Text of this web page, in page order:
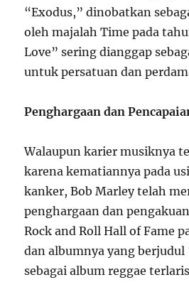
“Exodus,” dinobatkan
oleh majalah Time pada
Love” sering dianggap
untuk persatuan dan
Penghargaan dan
Walaupun karier musiknya
karena kematiannya pada
kanker, Bob Marley telah
penghargaan dan
Rock and Roll Hall of Fame
dan albumnya yang berjudul
sebagai album reggae